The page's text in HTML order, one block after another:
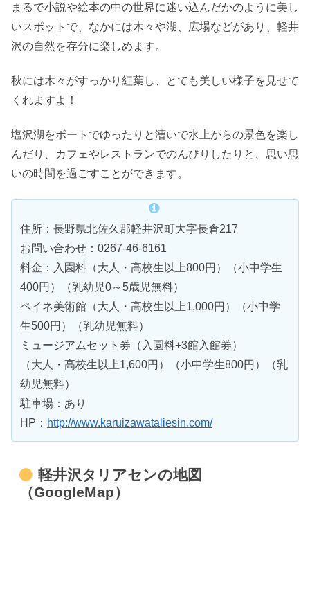
まるで小説や絵本の中の世界に迷い込んだかのように美し
いスポットで、なかには木々や湖、広場などがあり、軽井
沢の自然を存分に楽しめます。
秋には木々がすっかり紅葉し、とても美しい様子を見せて
くれますよ！
塩沢湖をボートでゆったりと漕いで水上からの景色を楽し
んだり、カフェやレストランでのんびりしたりと、思い思
いの時間を過ごすことができます。
住所：長野県北佐久郡軽井沢町大字長倉217
お問い合わせ：0267-46-6161
料金：入園料（大人・高校生以上800円）（小中学生
400円）（乳幼児0～5歳児無料）
ペイネ美術館（大人・高校生以上1,000円）（小中学
生500円）（乳幼児無料）
ミュージアムセット券（入園料+3館入館券）
（大人・高校生以上1,600円）（小中学生800円）（乳
幼児無料）
駐車場：あり
HP： http://www.karuizawataliesin.com/
軽井沢タリアセンの地図
（GoogleMap）